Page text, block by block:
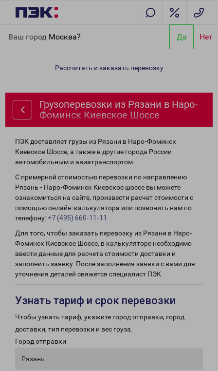
Ваш город Москва? Да Нет
Фоминск Киевское Шоссе
Рассчитать и заказать перевозку
Грузоперевозки из Рязани в Наро-
Фоминск Киевское Шоссе
ПЭК доставляет грузы из Рязани в Наро-Фоминск
Киевское Шоссе, а также в другие города России
автомобильным и авиатранспортом.
С примерной стоимостью перевозки по направлению
Рязань - Наро-Фоминск Киевское шоссе вы можете
ознакомиться на сайте, произвести расчет стоимости с
помощью онлайн-калькулятора или позвонить нам по
телефону: +7 (495) 660-11-11
Для того, чтобы заказать перевозку из Рязани в Наро-
Фоминск Киевское Шоссе, в калькуляторе необходимо
ввести данные для расчета стоимости доставки и
заполнить заявку. После заполнения заявки с вами для
уточнения деталей свяжется специалист ПЭК.
Узнать тариф и срок перевозки
Чтобы узнать тариф, укажите город отправки, город
доставки, тип перевозки и вес груза.
Город отправки
Рязань